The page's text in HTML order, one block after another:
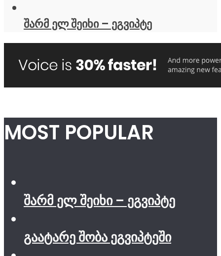
შარმ ელ შეიხი – ეგვიპტე
MOST POPULAR
შარმ ელ შეიხი – ეგვიპტე
გაატარე შობა ეგვიპტეში